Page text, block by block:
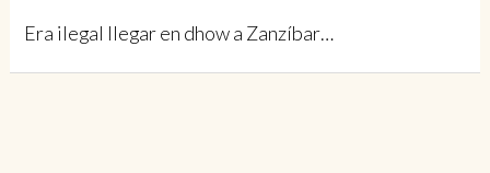
Era ilegal llegar en dhow a Zanzíbar…